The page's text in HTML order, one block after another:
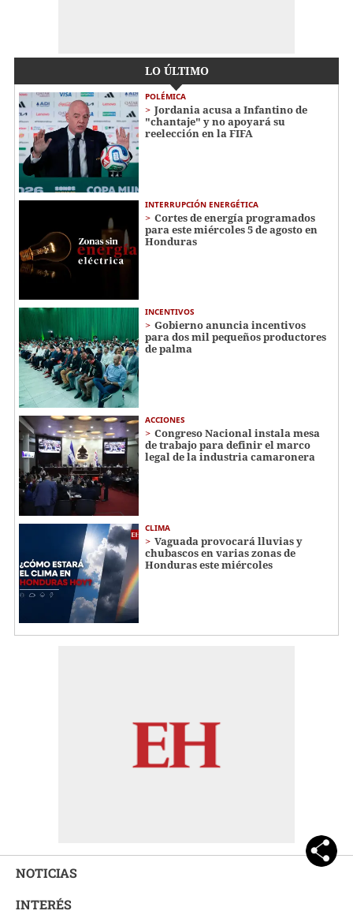
LO ÚLTIMO
POLÉMICA
Jordania acusa a Infantino de
"chantaje" y no apoyará su
reelección en la FIFA
INTERRUPCIÓN ENERGÉTICA
Cortes de energía programados
para este miércoles 5 de agosto en
Honduras
INCENTIVOS
Gobierno anuncia incentivos
para dos mil pequeños productores
de palma
ACCIONES
Congreso Nacional instala mesa
de trabajo para definir el marco
legal de la industria camaronera
CLIMA
Vaguada provocará lluvias y
chubascos en varias zonas de
Honduras este miércoles
NOTICIAS
INTERÉS